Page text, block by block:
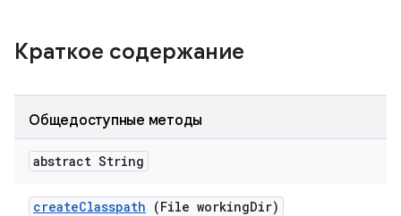
Краткое содержание
Общедоступные методы
abstract String
createClasspath (File workingDir)